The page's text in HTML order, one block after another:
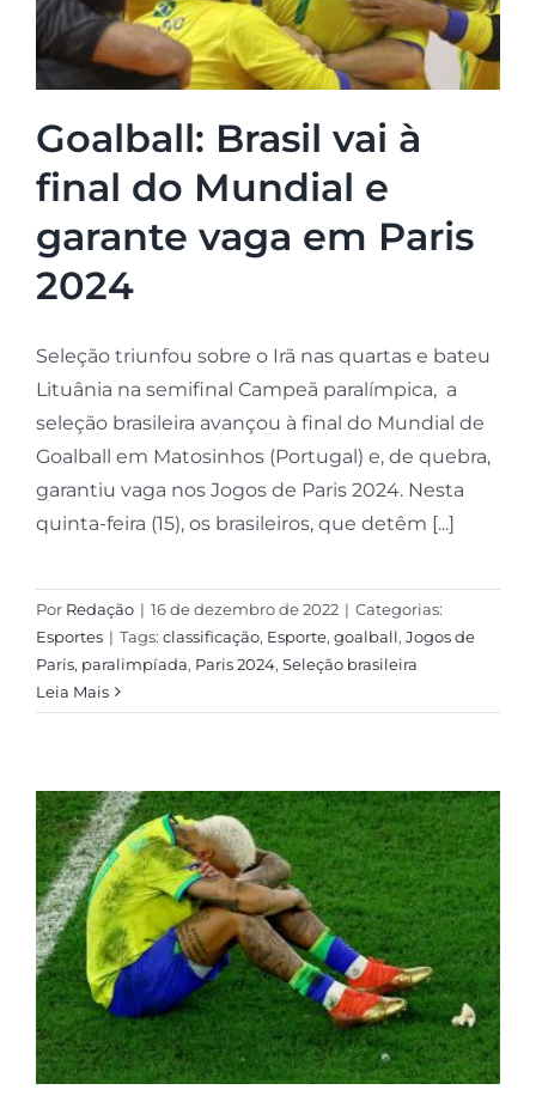
Goalball: Brasil vai à
final do Mundial e
garante vaga em Paris
2024
Seleção triunfou sobre o Irã nas quartas e bateu
Lituânia na semifinal Campeã paralímpica, a
seleção brasileira avançou à final do Mundial de
Goalball em Matosinhos (Portugal) e, de quebra,
garantiu vaga nos Jogos de Paris 2024. Nesta
quinta-feira (15), os brasileiros, que detêm [...]
Por Redação | 16 de dezembro de 2022 | Categorias:
Esportes | Tags: classificação, Esporte, goalball, Jogos de
Paris, paralimpíada, Paris 2024, Seleção brasileira
Leia Mais